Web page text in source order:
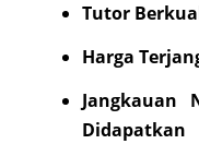
Tutor
Harga
Jangkauan
Didapatkan